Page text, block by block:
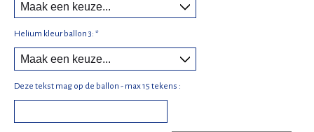
Helium kleur ballon 3: *
Deze tekst mag op de ballon - max 15 tekens :